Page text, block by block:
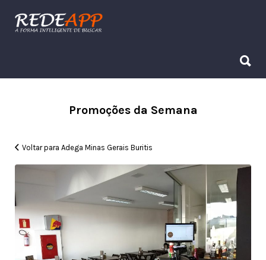
Procurar:
Promoções da Semana
Voltar para Adega Minas Gerais Buritis